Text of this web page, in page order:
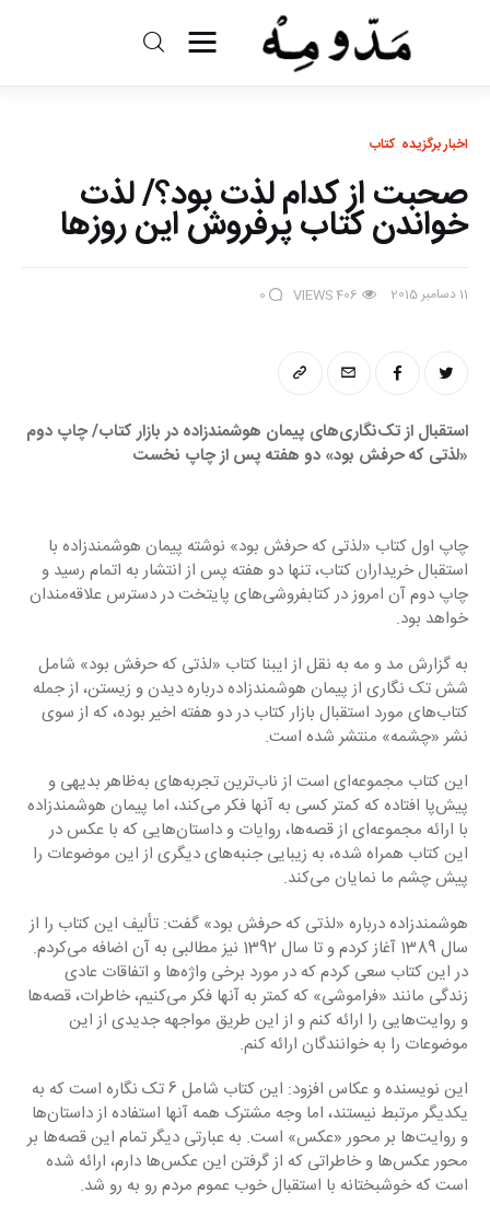
مد و مه
ادبیات
سینما
درباره ما
اخبار برگزیده کتاب
صحبت از کدام لذت بود؟/ لذت
خواندن کتاب پرفروش این روزها
11 دسامبر 2015 406
VIEWS
0
استقبال از تک‌نگاری‌های پیمان هوشمندزاده در بازار کتاب/ چاپ دوم
«لذتی که حرفش بود» دو هفته پس از چاپ نخست
چاپ اول کتاب «لذتی که حرفش بود» نوشته پیمان هوشمندزاده با
استقبال خریداران کتاب، تنها دو هفته پس از انتشار به اتمام رسید و
چاپ دوم آن امروز در کتابفروشی‌های پایتخت در دسترس علاقه‌مندان
خواهد بود.
به گزارش مد و مه به نقل از ایبنا کتاب «لذتی که حرفش بود» شامل
شش تک نگاری از پیمان هوشمندزاده درباره دیدن و زیستن، از جمله
کتاب‌های مورد استقبال بازار کتاب در دو هفته اخیر بوده، که از سوی
نشر‌ «چشمه» منتشر شده است.
این کتاب مجموعه‌ای است از ناب‌ترین تجربه‌های به‌ظاهر بدیهی و
پیش‌پا افتاده که کمتر کسی به آنها فکر می‌کند، اما پیمان هوشمندزاده
با ارائه مجموعه‌ای از قصه‌ها، روایات و داستان‌هایی که با عکس در
این کتاب همراه شده، به زیبایی جنبه‌های دیگری از این موضوعات را
پیش چشم ما نمایان می‌کند.
هوشمندزاده درباره «لذتی که حرفش بود» گفت: تألیف این کتاب را از
سال 1389 آغاز کردم و تا سال 1392 نیز مطالبی به آن اضافه می‌کردم.
در این کتاب سعی کردم که در مورد برخی واژه‌ها و اتفاقات عادی
زندگی مانند «فراموشی» که کمتر به آنها فکر می‌کنیم، خاطرات، قصه‌ها
و روایت‌هایی را ارائه کنم و از این طریق مواجهه جدیدی از این
موضوعات را به خوانندگان ارائه کنم.
این نویسنده و عکاس افزود: این کتاب شامل 6 تک نگاره است که به
یکدیگر مرتبط نیستند، اما وجه مشترک همه آنها استفاده از داستان‌ها
و روایت‌ها بر محور «عکس» است. به عبارتی دیگر تمام این قصه‌ها بر
محور عکس‌ها و خاطراتی که از گرفتن این عکس‌ها دارم، ارائه شده
است که خوشبختانه با استقبال خوب عموم مردم رو به رو شد.